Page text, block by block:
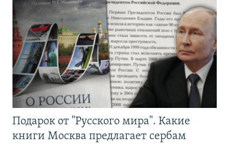
Подарок от "Русского мира". Какие
книги Москва предлагает сербам